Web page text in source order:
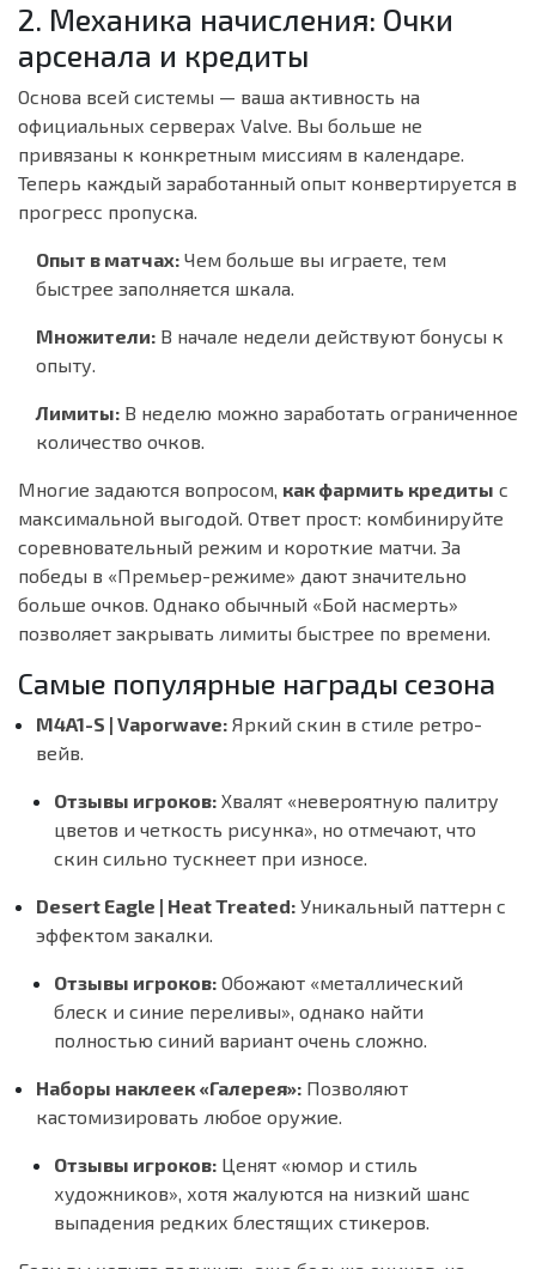
2. Механика начисления: Очки
арсенала и кредиты
Основа всей системы — ваша активность на
официальных серверах Valve. Вы больше не
привязаны к конкретным миссиям в календаре.
Теперь каждый заработанный опыт конвертируется в
прогресс пропуска.
Опыт в матчах: Чем больше вы играете, тем
быстрее заполняется шкала.
Множители: В начале недели действуют бонусы к
опыту.
Лимиты: В неделю можно заработать ограниченное
количество очков.
Многие задаются вопросом, как фармить кредиты с
максимальной выгодой. Ответ прост: комбинируйте
соревновательный режим и короткие матчи. За
победы в «Премьер-режиме» дают значительно
больше очков. Однако обычный «Бой насмерть»
позволяет закрывать лимиты быстрее по времени.
Самые популярные награды сезона
M4A1-S | Vaporwave: Яркий скин в стиле ретро-
вейв.
Отзывы игроков: Хвалят «невероятную палитру
цветов и четкость рисунка», но отмечают, что
скин сильно тускнеет при износе.
Desert Eagle | Heat Treated: Уникальный паттерн с
эффектом закалки.
Отзывы игроков: Обожают «металлический
блеск и синие переливы», однако найти
полностью синий вариант очень сложно.
Наборы наклеек «Галерея»: Позволяют
кастомизировать любое оружие.
Отзывы игроков: Ценят «юмор и стиль
художников», хотя жалуются на низкий шанс
выпадения редких блестящих стикеров.